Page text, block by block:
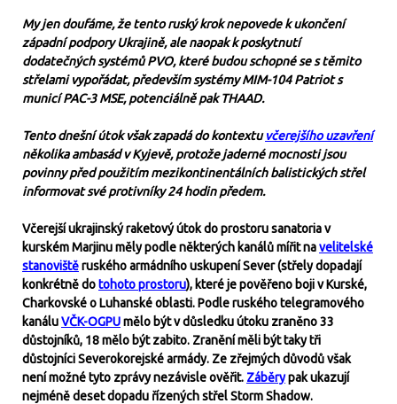
My jen doufáme, že tento ruský krok nepovede k ukončení
západní podpory Ukrajině, ale naopak k poskytnutí
dodatečných systémů PVO, které budou schopné se s těmito
střelami vypořádat, především systémy MIM-104 Patriot s
municí PAC-3 MSE, potenciálně pak THAAD.
Tento dnešní útok však zapadá do kontextuvčerejšího uzavření
několika ambasád v Kyjevě, protože jaderné mocnosti jsou
povinny před použitím mezikontinentálních balistických střel
informovat své protivníky 24 hodin předem.
Včerejší ukrajinský raketový útok do prostoru sanatoria v
kurském Marjinu měly podle některých kanálů mířit navelitelské
stanovištěruského armádního uskupení Sever (střely dopadají
konkrétně dotohoto prostoru), které je pověřeno boji v Kurské,
Charkovské o Luhanské oblasti. Podle ruského telegramového
kanáluVČK-OGPUmělo být v důsledku útoku zraněno 33
důstojníků, 18 mělo být zabito. Zranění měli být taky tři
důstojníci Severokorejské armády. Ze zřejmých důvodů však
není možné tyto zprávy nezávisle ověřit. Záběrypakukazují
nejméně deset dopadu řízených střel Storm Shadow.